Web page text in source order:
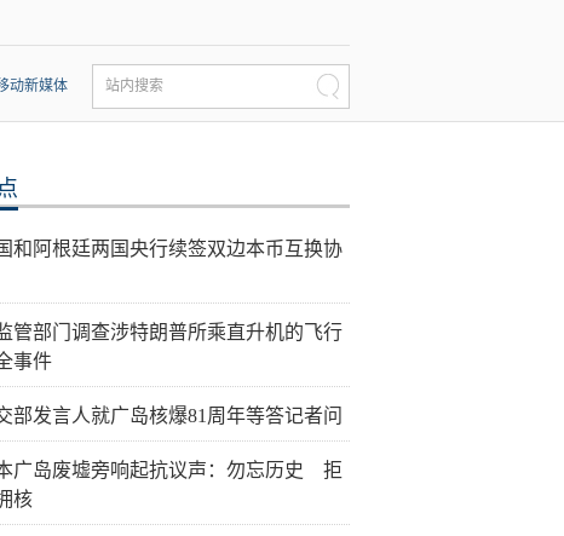
动新媒体 站内搜索
和阿根廷两国央行续签双边本币互换协
管部门调查涉特朗普所乘直升机的飞行
事件
部发言人就广岛核爆81周年等答记者问
广岛废墟旁响起抗议声：勿忘历史 拒
核